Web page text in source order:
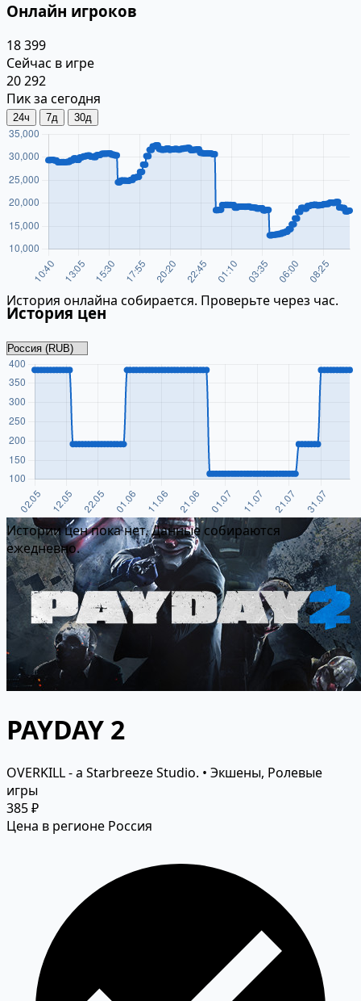
Онлайн игроков
18 399
Сейчас в игре
20 292
Пик за сегодня
24ч 7д 30д
История онлайна собирается. Проверьте через час.
История цен
Истории цен пока нет. Данные собираются
ежедневно.
PAYDAY 2
OVERKILL - a Starbreeze Studio. • Экшены, Ролевые
игры
385 ₽
Цена в регионе Россия